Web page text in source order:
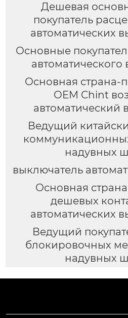
Дешевая
покупатель
автоматических
Основные
автоматического
Основная страна-
OEM Chint
автоматический
Ведущий
надувных
выключатель
Основная
дешевых
автоматических
Ведущий
блокировочных
надувных